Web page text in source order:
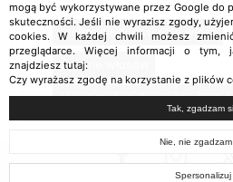
analiza pierwiastkowa włosa
badanie włosów
czego można dowiedzieć się z
mogą być wykorzystywane przez Google do
skuteczności. Jeśli nie wyrazisz zgody,
cookies. W każdej chwili możesz
przeglądarce. Więcej informacji o tym,
znajdziesz tutaj:
Czy wyrażasz zgodę na korzystanie z plików
Tak, zgadzam
Nie, nie zgadzam
Spersonalizuj